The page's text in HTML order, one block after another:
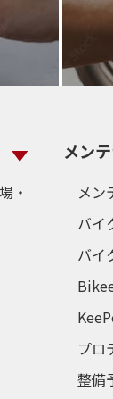
・
メン
メン
バイ
バイ
プロ
整備